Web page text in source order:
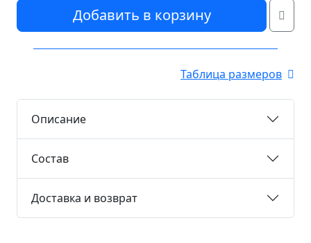
Добавить в корзину
Таблица размеров
Описание
Состав
Доставка и возврат